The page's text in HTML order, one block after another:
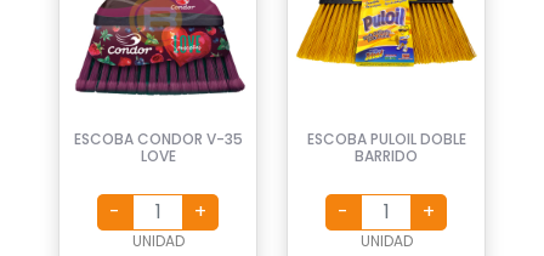
ESCOBA CONDOR V-35
LOVE
UNIDAD
ESCOBA PULOIL DOBLE
BARRIDO
UNIDAD